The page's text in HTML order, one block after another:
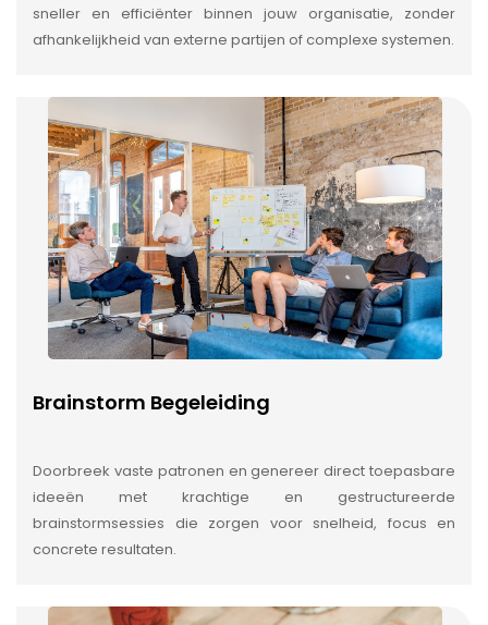
sneller en efficiënter binnen jouw organisatie, zonder
afhankelijkheid van externe partijen of complexe systemen.
Brainstorm Begeleiding
Doorbreek vaste patronen en genereer direct toepasbare
ideeën met krachtige en gestructureerde
brainstormsessies die zorgen voor snelheid, focus en
concrete resultaten.